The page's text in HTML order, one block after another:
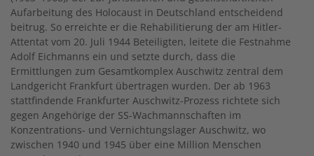
Aufarbeitung des Holocaust in Deutschland entscheidend
beitrug. So erreichte er die Rehabilitierung der am Hitler-
Attentat vom 20. Juli 1944 Beteiligten, leitete die Festnahme
Adolf Eichmanns ein und setzte durch, dass die
Ermittlungen zum Gesamtkomplex Auschwitz zentral dem
Landgericht Frankfurt übertragen wurden. Der ab 1963
stattfindende Frankfurter Auschwitz-Prozess richtete sich
gegen Angehörige der SS-Wachmannschaften im
Konzentrations- und Vernichtungslager Auschwitz, wo
zwischen 1940 und 1945 über eine Million Menschen